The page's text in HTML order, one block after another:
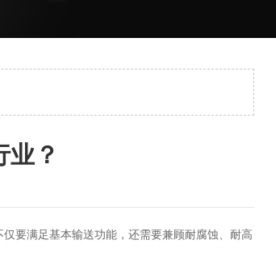
业？
要满足基本输送功能，还需要兼顾耐腐蚀、耐高